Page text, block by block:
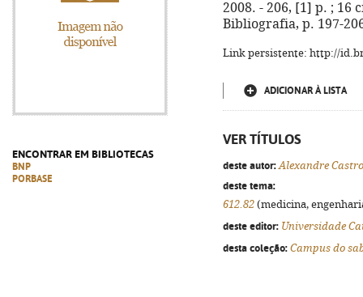
ENCONTRAR EM BIBLIOTECAS
BNP
PORBASE
2008. - 206, [1] p. ; 16
Bibliografia, p. 197-
Link persistente: http://
ADICIONAR À LISTA
VER TÍTULOS
deste autor: Alexandre
deste tema:
612.82 (medicina,
deste editor: Universidade
desta coleção: Campus do